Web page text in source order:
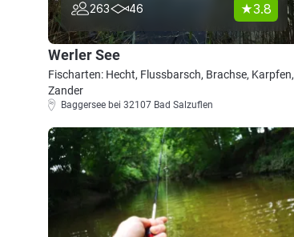
263 46 3.8
Werler See
Fischarten: Hecht, Flussbarsch, Brachse, Karpfen,
Zander
Baggersee bei 32107 Bad Salzuflen